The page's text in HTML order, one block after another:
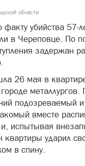
области
факту убийства 57-
в Череповце. По
задержан
26 мая в
металлургов.
подозреваемый
вместе
и, испытывая
квартиры ударил
в спину.